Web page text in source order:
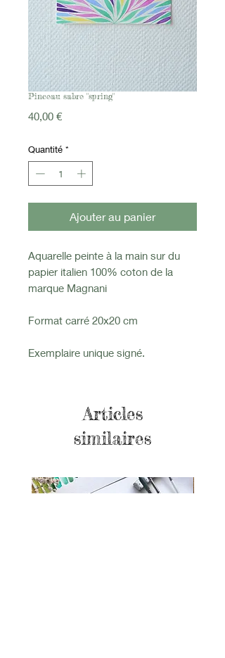
Pinceau sabre "spring"
40,00 €Prix
Quantité *
Ajouter au panier
Aquarelle peinte à la main sur du
papier italien 100% coton de la
marque Magnani
Format carré 20x20 cm
Exemplaire unique signé.
Articles
similaires